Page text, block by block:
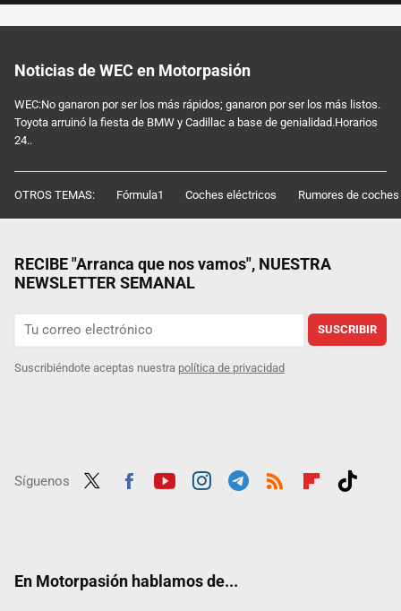
Noticias de WEC en Motorpasión
WEC:No ganaron por ser los más rápidos; ganaron por ser los más listos.
Toyota arruinó la fiesta de BMW y Cadillac a base de genialidad.Horarios
24..
OTROS TEMAS: Fórmula1 Coches eléctricos Rumores de coches
RECIBE "Arranca que nos vamos", NUESTRA
NEWSLETTER SEMANAL
SUSCRIBIR
Suscribiéndote aceptas nuestra política de privacidad
Síguenos
En Motorpasión hablamos de...